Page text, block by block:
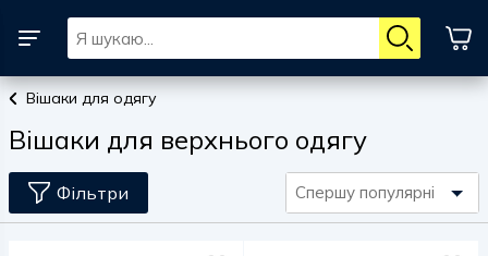
Вішаки для одягу
Вішаки для верхнього одягу
Фільтри Спершу популярні